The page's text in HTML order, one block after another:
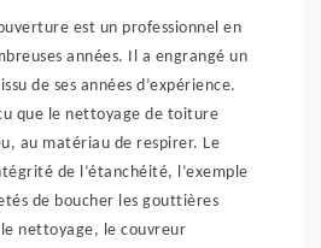
est un professionnel en
années. Il a engrangé un
de ses années d’expérience.
que le nettoyage de toiture
au matériau de respirer. Le
de l’étanchéité, l’exemple
de boucher les gouttières
nettoyage, le couvreur